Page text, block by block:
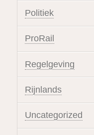
Politiek
ProRail
Regelgeving
Rijnlands
Uncategorized